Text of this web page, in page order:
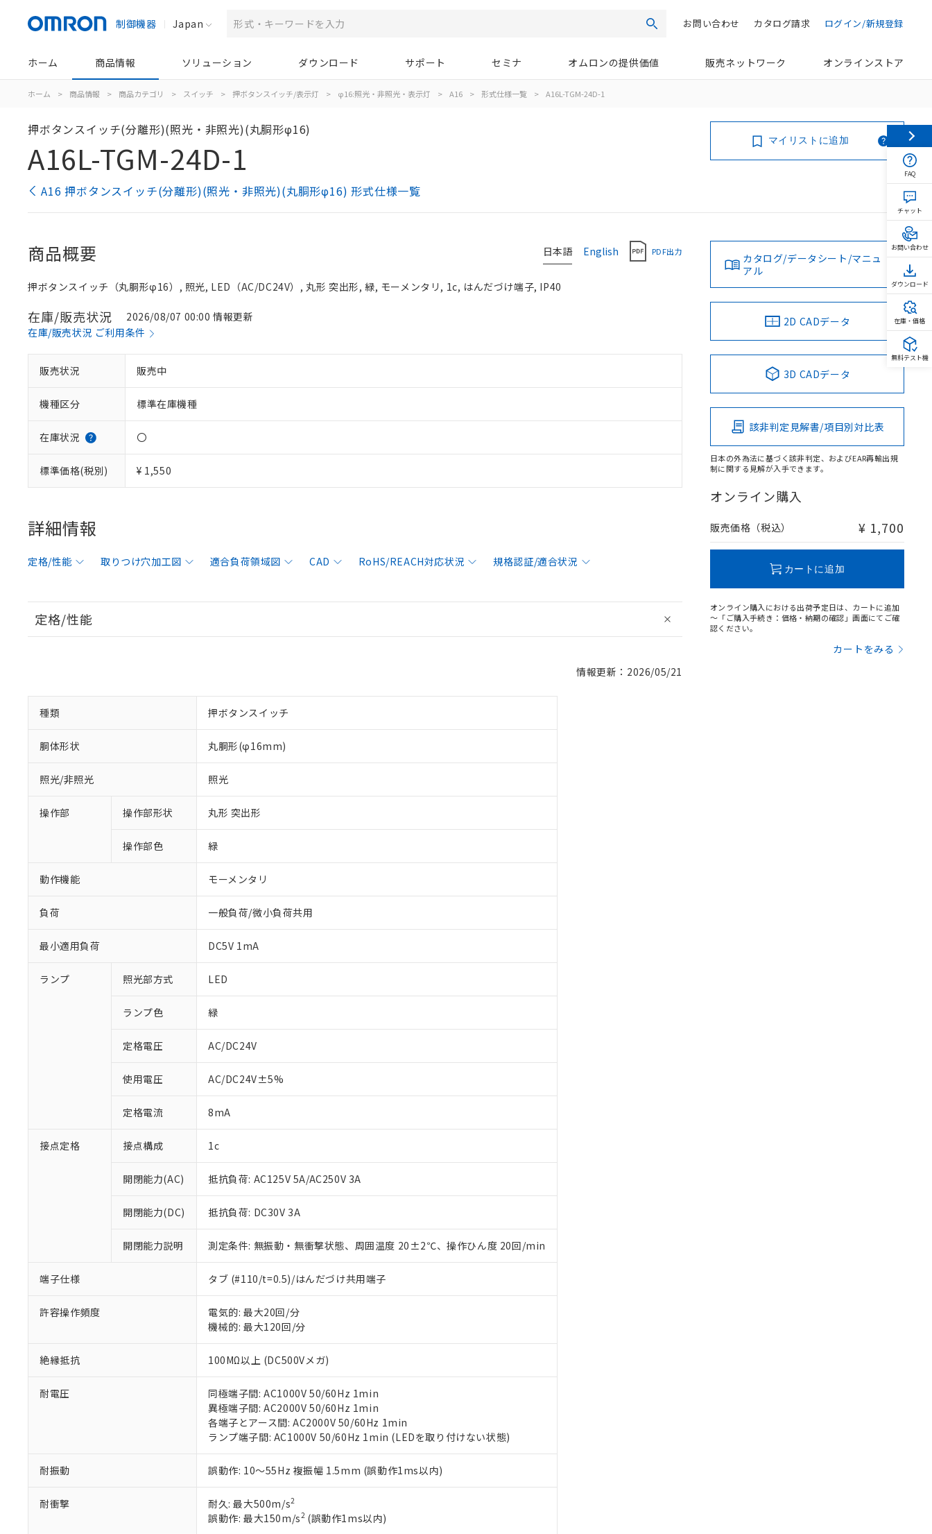
制御機器 Japan 検索 ログイン/新規登録
カタログ請求
お問い合わせ
ホーム 商品情報 ソリューション ダウンロード サポート セミナ オムロンの提供価値 販売ネットワーク オンラインストア
ホーム > 商品情報 > 商品カテゴリ > スイッチ > 押ボタンスイッチ/表示灯 > φ16:照光・非照光・表示灯 > A16 > 形式仕様一覧 > A16L-TGM-24D-1
押ボタンスイッチ(分離形)(照光・非照光)(丸胴形φ16)
A16L-TGM-24D-1
A16 押ボタンスイッチ(分離形)(照光・非照光)(丸胴形φ16) 形式仕様一覧
マイリストに追加
日本語 English PDF出力
商品概要
押ボタンスイッチ（丸胴形φ16）, 照光, LED（AC/DC24V）, 丸形 突出形, 緑, モーメンタリ, 1c, はんだづけ端子, IP40
在庫/販売状況
2026/08/07 00:00 情報更新
在庫/販売状況 ご利用条件
販売状況 販売中
機種区分 標準在庫機種
在庫状況 〇
標準価格(税別) ¥ 1,550
詳細情報
定格/性能 取りつけ穴加工図 適合負荷領域図 CAD RoHS/REACH対応状況 規格認証/適合状況
定格/性能
情報更新：2026/05/21
種類 押ボタンスイッチ
胴体形状 丸胴形(φ16mm)
照光/非照光 照光
操作部 操作部形状 丸形 突出形
操作部色 緑
動作機能 モーメンタリ
負荷 一般負荷/微小負荷共用
最小適用負荷 DC5V 1mA
ランプ 照光部方式 LED
ランプ色 緑
定格電圧 AC/DC24V
使用電圧 AC/DC24V±5%
定格電流 8mA
接点定格 接点構成 1c
開閉能力(AC) 抵抗負荷: AC125V 5A/AC250V 3A
開閉能力(DC) 抵抗負荷: DC30V 3A
開閉能力説明 測定条件: 無振動・無衝撃状態、周囲温度 20±2℃、操作ひん度 20回/min
端子仕様 タブ (#110/t=0.5)/はんだづけ共用端子
許容操作頻度
電気的: 最大20回/分
機械的: 最大120回/分
絶縁抵抗 100MΩ以上 (DC500Vメガ)
耐電圧
同極端子間: AC1000V 50/60Hz 1min
異極端子間: AC2000V 50/60Hz 1min
各端子とアース間: AC2000V 50/60Hz 1min
ランプ端子間: AC1000V 50/60Hz 1min (LEDを取り付けない状態)
耐振動 誤動作: 10～55Hz 複振幅 1.5mm (誤動作1ms以内)
耐衝撃 耐久: 最大500m/s2
誤動作: 最大150m/s2(誤動作1ms以内)
カタログ/データシート/マニュ
アル
2D CADデータ
3D CADデータ
該非判定見解書/項目別対比表
日本の外為法に基づく該非判定、およびEAR再輸出規
制に関する見解が入手できます。
オンライン購入
販売価格（税込） ¥ 1,700
カートに追加
オンライン購入における出荷予定日は、カートに追加
～「ご購入手続き：価格・納期の確認」画面にてご確
認ください。
カートをみる
ご利用条件
以下の条件をお読みいただき、同意のうえご利用ください。
本サービスは、当社制御機器事業取扱商品の当社在庫状況および標準価格(税抜)を提供させていただ
当社制御機器事業取扱商品の中には、本サービスの対象外となる商品もあることをご了承ください。
在庫状況および標準価格照会結果は、記載している更新日時点での社内データに基づき作成されるも
のであり、閲覧された時点での実際の在庫および標準価格とは異なる場合があることをご了承くださ
正式な納期状況および標準価格はお客様のお取引先、またはお客様担当のオムロン制御機器販売店・
当社販売員にご相談ください。
オムロン制御機器販売店や当社販売拠点は「
在庫状況および標準価格結果を当社の事前の承諾なく第三者に漏洩または開示しないようお願いしま
す。
マイパーツ機能（部品リスト作成サービス）をご利用いただくには、I-Webメンバーズにご登録され
ている必要があります。
お客様が当ウェブサイト上で当社にご登録された部品リストについて、当社および当社の共同利用者
が、当社の製品・サービスに関するお客様との取引・商談に必要な範囲で利用することをご了承くだ
※当社の共同利用者とは、
いる法人を指します。
※1 対応状況
対応済み：EU RoHS指令（10物質）の非含有に対応した製品が提供可能な商品です。
対応予定：EU RoHS指令（10物質）の非含有に対応した製品に切り替える予定のある商品です。
対応予定なし：EU RoHS指令（10物質）の非含有に非対応の商品で、対応品を出す予定はありません。
非該当品：ライセンス料など無形物で、有害物質有無と関係のない商品です。
仕入先様の事情により、非含有部品としていたものが、含有品と判明した場合などやむを得ず変更すること
があります。
*EU RoHS指令（10物質）：
鉛(Pb) 1000ppm以下、 水銀(Hg) 1000ppm以下、 カドミウム(Cd) 100ppm以下、
六価クロム(Cr(Ⅵ)) 1000ppm以下、ポリ臭化ビフェニル類(PBB) 1000ppm以下、ポリ臭化ジフェニルエーテル類(PBDE) 1000ppm以下、
フタル酸ビス(2-エチルヘキシル) (DEHP)(別名：DOP) 1000ppm以下、フタル酸ブチルベンジル（BBP） 1000ppm以下、フタル酸ジブチ
ル（DBP） 1000ppm以下、フタル酸ジイソブチル (DIBP) 1000ppm以下
但し、RoHS指令で産業用監視および制御機器に対する適用除外項目は除く。
※2 対応予定月
部品在庫の切り替え状況などにより、予定月が前後することがあります。
※3 非含有証明書ダウンロード
下記の非含有証明書をダウンロードすることができます。
EU RoHS指令（10物質）の非含有証明書
※1 中国RoHS○×表
「×」：最大均質材料含有率が中国RoHSの基準値を超えていることを示します。
「－」：未確認です。当社販売部門へお問い合わせください。
*中国RoHS10物質の基準値 (GB/T26572)：
Pb(鉛) :1000ppm、 Hg(水銀) : 1000ppm、 Cd(カドミウム) : 100ppm、
Cr(Ⅵ)(六価クロム) : 1000ppm、 PBBs(ポリ臭化ビフェニル類) : 1000ppm、 PBDEs(ポリ臭化ジフェニルエーテル類) : 1000ppm、
DBP(フタル酸ジブチル) : 1000ppm、 DIBP(フタル酸ジイソブチル) : 1000ppm、 BBP(フタル酸ブチルベンジル) : 1000ppm、
DEHP(フタル酸ビス(2-エチルヘキシル)) : 1000ppm
※2 環境保護使用期限
「ｅ」：有害物質（10物質）のすべてが基準値以下であることを示します。
「10」：通常の使用状況下において有害物質が外部に漏えいし、環境に深刻な影響を及ぼさない年数を意
味します。
「－」：未確認です。当社販売部門へお問い合わせください。
当社は、これら貴社製品のうち、外国為替および外国貿易法に定める商品（以下｢規制貨物等」とい
う）を輸出または国外への提供する場合は、日本国政府の輸出許可(または役務取引許可)を取得する
などの必要な手続きをとります。
当社は規制貨物を破棄する場合は、完全に破砕するなど、違法に輸出されないよう必要な手段を講じ
置等に一切使用いたしません。
当社は、貴社製品を第三者に販売する場合は、上記1、2および3の内容を当該第三者に通知します。
また当社は、販売先および販売に係わる関係者が違法に輸出するおそれがある場合は、取り引きをい
たしません。
記
号
説明
○ 一定数以上の在庫あり
△ 一定数には満たないが在庫あり
－
在庫なし(最新の在庫状況については、お客様のお取引先、またはお客様担当のオムロン制御
機器販売店・当社販売員にご確認ください)
白
FAQ
チャット
お問い合わせ
ダウンロード
在庫・価格
無料テスト機